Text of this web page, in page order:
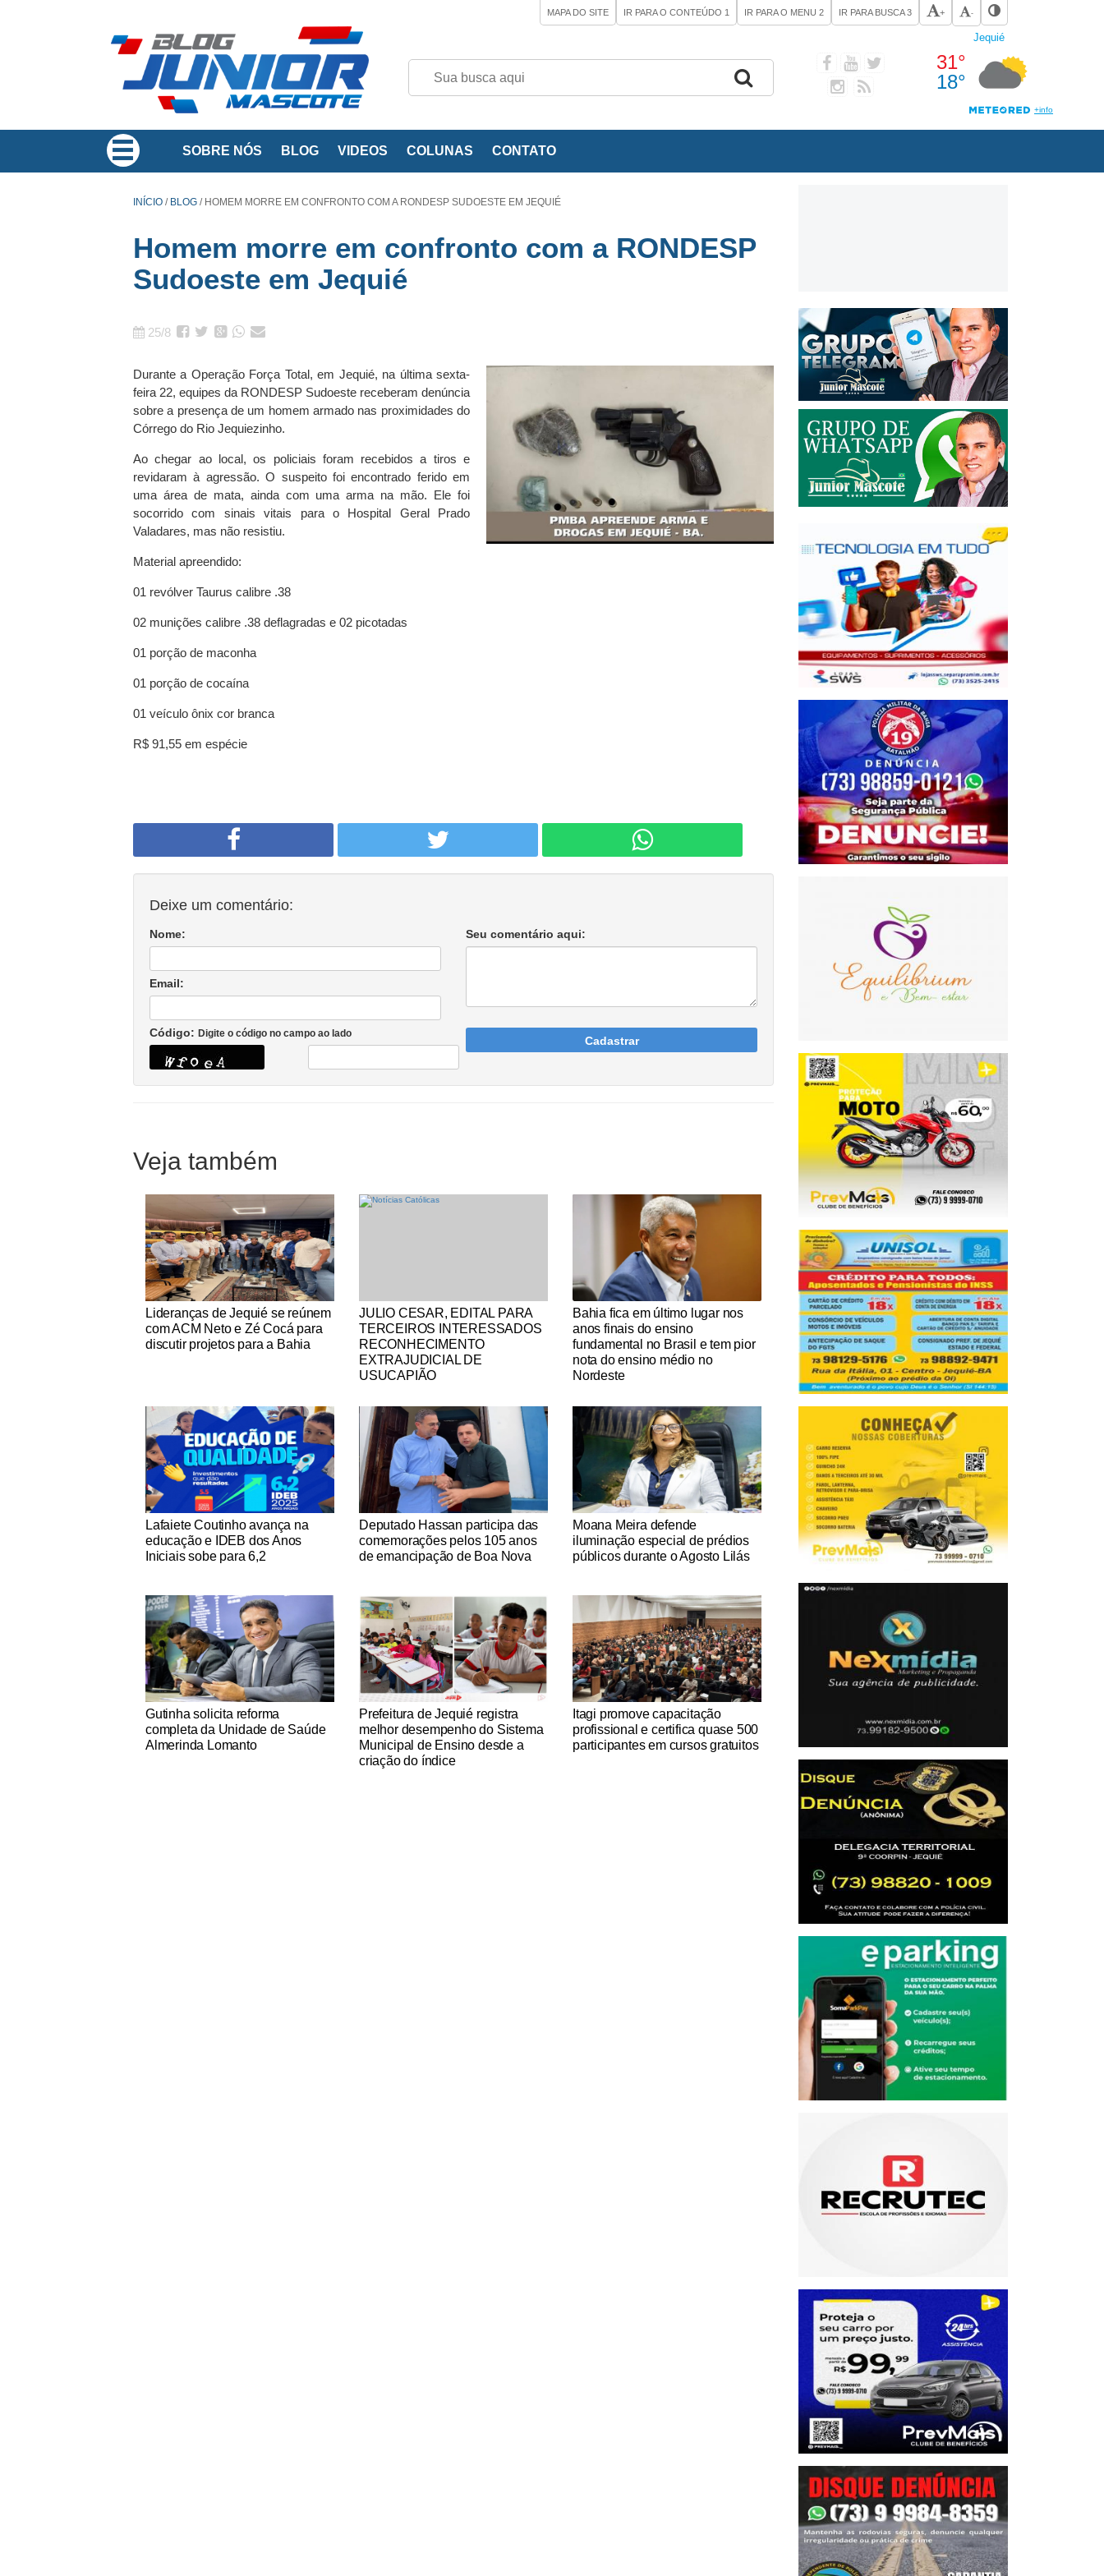
MAPA DO SITE IR PARA O CONTEÚDO 1 IR PARA O MENU 2 IR PARA BUSCA3 + -
SOBRE NÓS BLOG VIDEOS COLUNAS CONTATO
INÍCIO / BLOG /HOMEM MORRE EM CONFRONTO COM A RONDESP SUDOESTE EM JEQUIÉ
Homem morre em confronto com a RONDESP
Sudoeste em Jequié
25/8
Durante a Operação Força Total, em Jequié, na última sexta-
feira 22, equipes da RONDESP Sudoeste receberam denúncia
sobre a presença de um homem armado nas proximidades do
Córrego do Rio Jequiezinho.
Ao chegar ao local, os policiais foram recebidos a tiros e
revidaram à agressão. O suspeito foi encontrado ferido em
uma área de mata, ainda com uma arma na mão. Ele foi
socorrido com sinais vitais para o Hospital Geral Prado
Valadares, mas não resistiu.
Material apreendido:
01 revólver Taurus calibre .38
02 munições calibre .38 deflagradas e 02 picotadas
01 porção de maconha
01 porção de cocaína
01 veículo ônix cor branca
R$ 91,55 em espécie
Deixe um comentário:
Nome:
Email:
Código: Digite o código no campo ao lado
Seu comentário aqui:
Cadastrar
Veja também
Notícias Católicas
Lideranças de Jequié se reúnem
com ACM Neto e Zé Cocá para
discutir projetos para a Bahia
Notícias Católicas
JULIO CESAR, EDITAL PARA
TERCEIROS INTERESSADOS
RECONHECIMENTO
EXTRAJUDICIAL DE
USUCAPIÃO
Notícias Católicas
Bahia fica em último lugar nos
anos finais do ensino
fundamental no Brasil e tem pior
nota do ensino médio no
Nordeste
Notícias Católicas
Lafaiete Coutinho avança na
educação e IDEB dos Anos
Iniciais sobe para 6,2
Notícias Católicas
Deputado Hassan participa das
comemorações pelos 105 anos
de emancipação de Boa Nova
Notícias Católicas
Moana Meira defende
iluminação especial de prédios
públicos durante o Agosto Lilás
Notícias Católicas
Gutinha solicita reforma
completa da Unidade de Saúde
Almerinda Lomanto
Notícias Católicas
Prefeitura de Jequié registra
melhor desempenho do Sistema
Municipal de Ensino desde a
criação do índice
Notícias Católicas
Itagi promove capacitação
profissional e certifica quase 500
participantes em cursos gratuitos